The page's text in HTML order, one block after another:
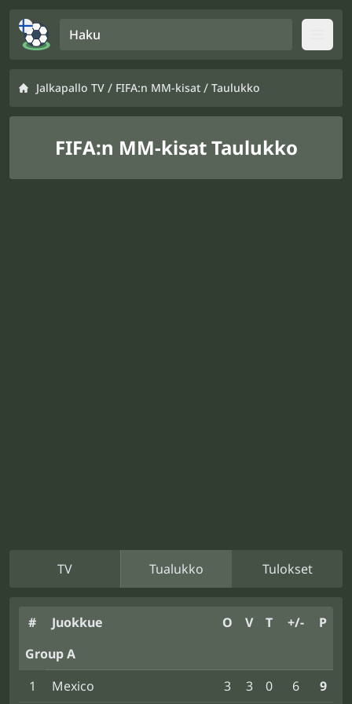
Jalkapallo TV / FIFA:n MM-kisat / Taulukko
FIFA:n MM-kisat Taulukko
TV Tualukko Tulokset
# Juokkue O V T +/-
P
Group A
1
Mexico 3 3 0 6
9